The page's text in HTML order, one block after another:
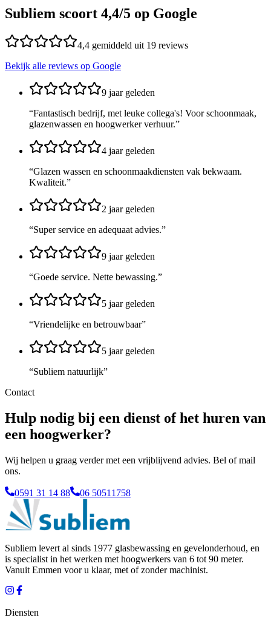
Subliem scoort 4,4/5 op Google
4,4 gemiddeld uit 19 reviews
Bekijk alle reviews op Google
9 jaar geleden
“Fantastisch bedrijf, met leuke collega's! Voor schoonmaak,
glazenwassen en hoogwerker verhuur.”
4 jaar geleden
“Glazen wassen en schoonmaakdiensten vak bekwaam.
Kwaliteit.”
2 jaar geleden
“Super service en adequaat advies.”
9 jaar geleden
“Goede service. Nette bewassing.”
5 jaar geleden
“Vriendelijke en betrouwbaar”
5 jaar geleden
“Subliem natuurlijk”
Contact
Hulp nodig bij een dienst of het huren van
een hoogwerker?
Wij helpen u graag verder met een vrijblijvend advies. Bel of mail
ons.
0591 31 14 88 06 50511758
Subliem levert al sinds 1977 glasbewassing en gevelonderhoud, en
is specialist in het werken met hoogwerkers van 6 tot 90 meter.
Vanuit Emmen voor u klaar, met of zonder machinist.
Diensten